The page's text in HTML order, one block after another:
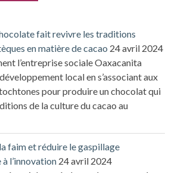
fait revivre les traditions
en matière de cacao 24 avril 2024
l’entreprise sociale Oaxacanita
local en s’associant aux
pour produire un chocolat qui
de la culture du cacao au
faim et réduire le gaspillage
l’innovation 24 avril 2024